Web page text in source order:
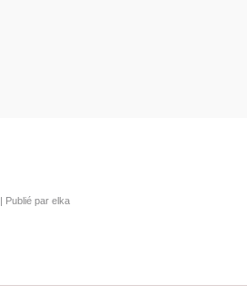
| Publié par elka